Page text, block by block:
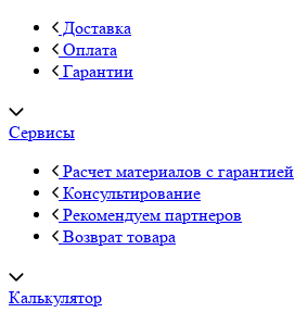
Доставка
Оплата
Гарантии
Сервисы
Расчет материалов с гарантией
Консультирование
Рекомендуем партнеров
Возврат товара
Калькулятор